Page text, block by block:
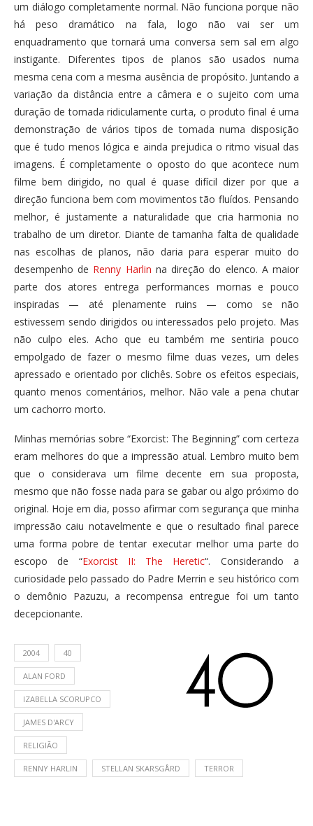
um diálogo completamente normal. Não funciona porque não
há peso dramático na fala, logo não vai ser um
enquadramento que tornará uma conversa sem sal em algo
instigante. Diferentes tipos de planos são usados numa
mesma cena com a mesma ausência de propósito. Juntando a
variação da distância entre a câmera e o sujeito com uma
duração de tomada ridiculamente curta, o produto final é uma
demonstração de vários tipos de tomada numa disposição
que é tudo menos lógica e ainda prejudica o ritmo visual das
imagens. É completamente o oposto do que acontece num
filme bem dirigido, no qual é quase difícil dizer por que a
direção funciona bem com movimentos tão fluídos. Pensando
melhor, é justamente a naturalidade que cria harmonia no
trabalho de um diretor. Diante de tamanha falta de qualidade
nas escolhas de planos, não daria para esperar muito do
desempenho de Renny Harlin na direção do elenco. A maior
parte dos atores entrega performances mornas e pouco
inspiradas — até plenamente ruins — como se não
estivessem sendo dirigidos ou interessados pelo projeto. Mas
não culpo eles. Acho que eu também me sentiria pouco
empolgado de fazer o mesmo filme duas vezes, um deles
apressado e orientado por clichês. Sobre os efeitos especiais,
quanto menos comentários, melhor. Não vale a pena chutar
um cachorro morto.
Minhas memórias sobre “Exorcist: The Beginning” com certeza
eram melhores do que a impressão atual. Lembro muito bem
que o considerava um filme decente em sua proposta,
mesmo que não fosse nada para se gabar ou algo próximo do
original. Hoje em dia, posso afirmar com segurança que minha
impressão caiu notavelmente e que o resultado final parece
uma forma pobre de tentar executar melhor uma parte do
escopo de “Exorcist II: The Heretic“. Considerando a
curiosidade pelo passado do Padre Merrin e seu histórico com
o demônio Pazuzu, a recompensa entregue foi um tanto
decepcionante.
2004 40
ALAN FORD
IZABELLA SCORUPCO
JAMES D'ARCY
RELIGIÃO
RENNY HARLIN STELLAN SKARSGÅRD TERROR